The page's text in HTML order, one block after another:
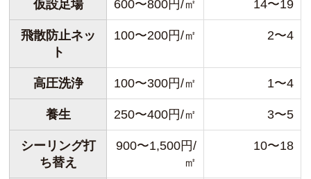
仮設足場 600〜800円/㎡ 14〜19
飛散防止ネッ
ト
100〜200円/㎡ 2〜4
高圧洗浄 100〜300円/㎡ 1〜4
養生 250〜400円/㎡ 3〜5
シーリング打
ち替え
900〜1,500円/
㎡
10〜18